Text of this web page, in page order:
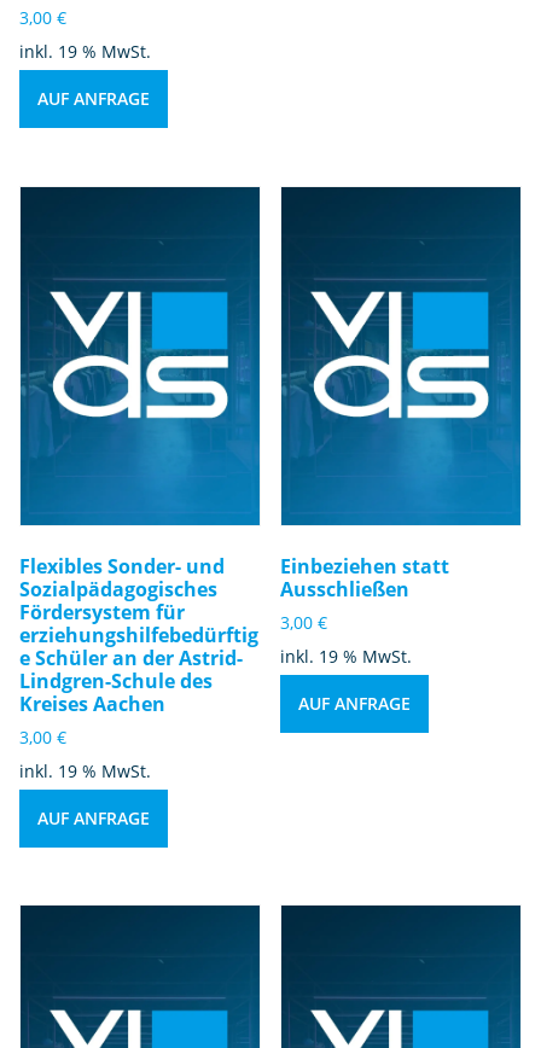
3,00 €
inkl. 19 % MwSt.
AUF ANFRAGE
Flexibles Sonder- und
Sozialpädagogisches
Fördersystem für
erziehungshilfebedürftig
e Schüler an der Astrid-
Lindgren-Schule des
Kreises Aachen
3,00 €
inkl. 19 % MwSt.
AUF ANFRAGE
Einbeziehen statt
Ausschließen
3,00€
inkl. 19 % MwSt.
AUF ANFRAGE